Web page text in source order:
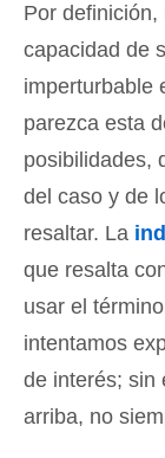
Por
capacidad de
imperturbable
parezca esta
posibilidades,
del caso y de
resaltar. La
que resalta
usar el término
intentamos
de interés; sin
arriba, no